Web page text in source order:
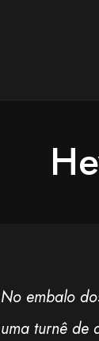
No embalo
uma turnê de